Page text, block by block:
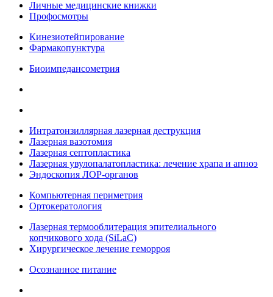
Личные медицинские книжки
Профосмотры
Кинезиотейпирование
Фармакопунктура
Биоимпедансометрия
Интратонзиллярная лазерная деструкция
Лазерная вазотомия
Лазерная септопластика
Лазерная увулопалатопластика: лечение храпа и апноэ
Эндоскопия ЛОР-органов
Компьютерная периметрия
Ортокератология
Лазерная термооблитерация эпителиального
копчикового хода (SiLaC)
Хирургическое лечение геморроя
Осознанное питание